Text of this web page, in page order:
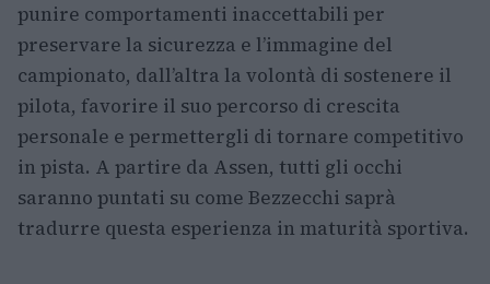
punire comportamenti inaccettabili per
preservare la sicurezza e l’immagine del
campionato, dall’altra la volontà di sostenere il
pilota, favorire il suo percorso di crescita
personale e permettergli di tornare competitivo
in pista. A partire da Assen, tutti gli occhi
saranno puntati su come Bezzecchi saprà
tradurre questa esperienza in maturità sportiva.